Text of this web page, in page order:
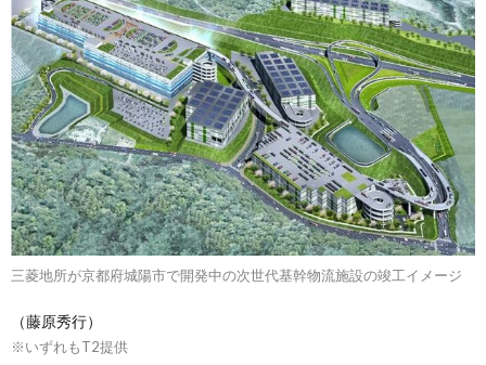
三菱地所が京都府城陽市で開発中の次世代基幹物流施設の竣工イメージ
（藤原秀行）
※いずれもT2提供